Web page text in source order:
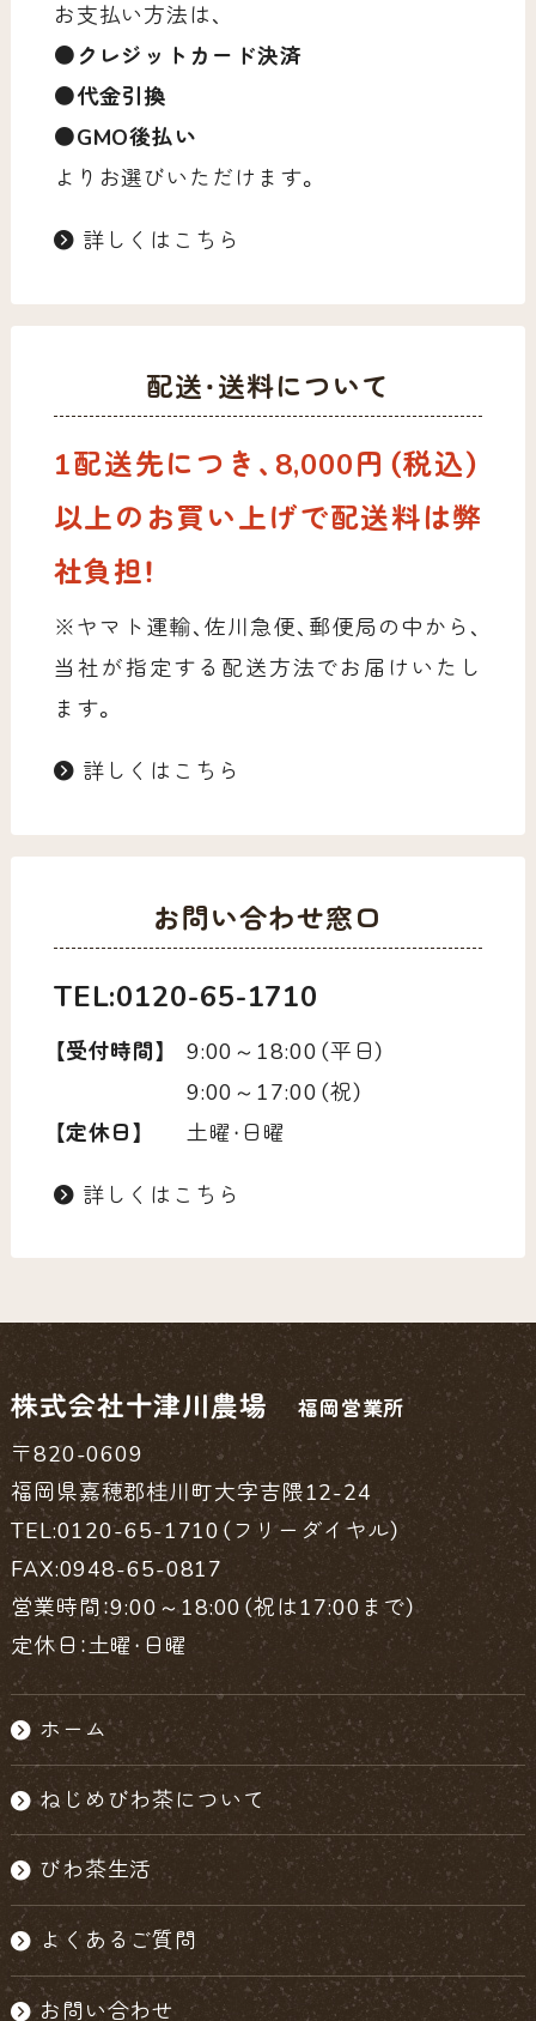
お支払い方法は、
●クレジットカード決済
●代金引換
●GMO後払い
よりお選びいただけます。
詳しくはこちら
配送・送料について
1配送先につき、8,000円（税込）
以上のお買い上げで配送料は弊
社負担！
※ヤマト運輸、佐川急便、郵便局の中から、
当社が指定する配送方法でお届けいたし
ます。
詳しくはこちら
お問い合わせ窓口
TEL:0120-65-1710
【受付時間】
9:00～18:00（平日）
9:00～17:00（祝）
【定休日】
土曜・日曜
詳しくはこちら
株式会社十津川農場 福岡営業所
〒820-0609
福岡県嘉穂郡桂川町大字吉隈12-24
TEL:0120-65-1710（フリーダイヤル）
FAX:0948-65-0817
営業時間：9:00～18:00（祝は17:00まで）
定休日：土曜・日曜
ホーム
ねじめびわ茶について
びわ茶生活
よくあるご質問
お問い合わせ